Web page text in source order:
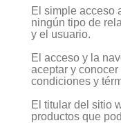
El simple acceso
ningún tipo de
y el usuario.
El acceso y la
aceptar y
condiciones y
El titular del sitio
productos que